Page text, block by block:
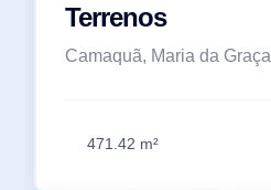
Terrenos
Camaquã, Maria da Graça
471.42 m²